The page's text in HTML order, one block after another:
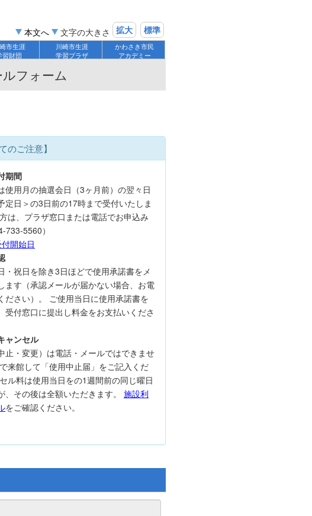
本文へ 文字の大きさ 拡大 標準
市生涯
習財団
川崎市生涯
学習プラザ
かわさき市民
アカデミー
フォーム
のご注意】
期間
使用月の抽選会日（3ヶ月前）の翌々日
定日＞の3日前の17時まで受付いたしま
は、プラザ窓口または電話でお申込み
733-5560）
開始日
・祝日を除き3日ほどで使用承諾書をメ
ます（承認メールが届かない場合、お電
ださい）。 ご使用当日に使用承諾書を
受付窓口に提出し料金をお支払いくださ
ャンセル
止・変更）は電話・メールではできませ
来館して「使用中止届」をご記入くだ
ル料は使用当日をの1週間前の同じ曜日
、その後は全額いただきます。 施設利
をご確認ください。